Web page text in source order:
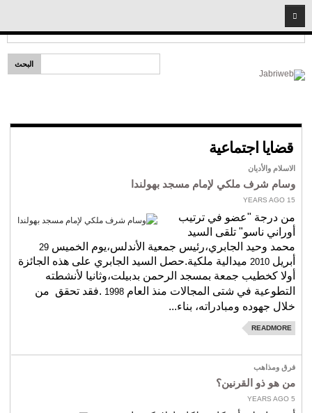
Headlines: إمام لكل مذهب
الرئيسية
قضايا دينية
سيد البشر
المبشرون بالجنة
أئمة وفقهاء
الأصحاب
شريعة
فتاوى المهجر
قضايا اجتماعية
فرق ومذاهب
رعاية المحتاجين
الإسلام والأديان
قضايا فكرية
قضايا اجتماعية
الاسلام والأديان
وسام شرف ملكي لإمام مسجد بهولندا
15 YEARS AGO
من درجة "عضو في ترتيب
أوراني ناسو" تلقى السيد
محمد وحيد الجابري،رئيس جمعية الأندلس،يوم الخميس 29
أبريل 2010 ميدالية ملكية.حصل السيد الجابري على هذه الجائزة
أولا كخطيب جمعة بمسجد الرحمن بدبيلت،وثانيا لأنشطته
التطوعية في شتى المجالات منذ العام 1998 .فقد تحقق من
خلال جهوده ومبادراته، بناء...
READMORE
فرق ومذاهب
من هو ذو القرنين؟
5 YEARS AGO